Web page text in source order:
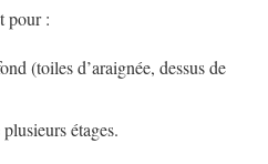
pour :
(toiles d’araignée, dessus de
étages.